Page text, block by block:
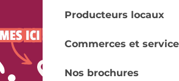
Producteurs locaux
Commerces et
Nos brochures